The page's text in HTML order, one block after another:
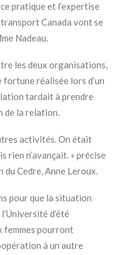
pratique et l’expertise
transport Canada vont se
Nadeau.
les deux organisations,
réalisée lors d’un
tardait à prendre
de la relation.
activités. On était
rien n’avançait. » précise
Cedre, Anne Leroux.
pour que la situation
d’été
femmes pourront
à un autre